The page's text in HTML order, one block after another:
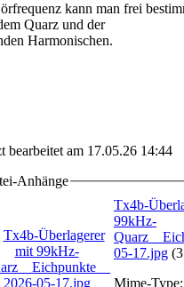
kann man frei
Quarz und der
Harmonischen.
bearbeitet am 17.05.26 14:44
Anhänge
Tx4b-
99kHz-
05-17.jpg
Mime-